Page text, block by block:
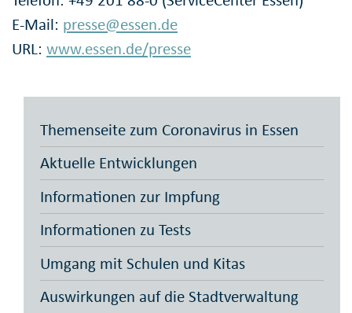
E-Mail: presse@essen.de
URL: www.essen.de/presse
Themenseite zum Coronavirus in Essen
Aktuelle Entwicklungen
Informationen zur Impfung
Informationen zu Tests
Umgang mit Schulen und Kitas
Auswirkungen auf die Stadtverwaltung